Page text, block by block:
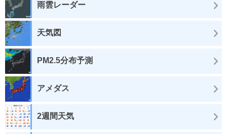
雨雲レーダー
天気図
PM2.5分布予測
アメダス
2週間天気